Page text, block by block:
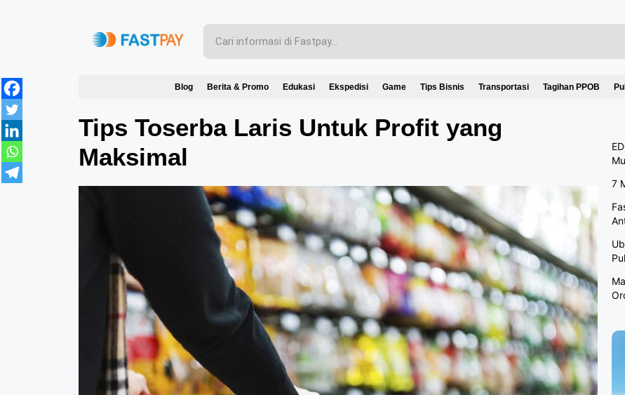
Blog Berita & Promo Edukasi Ekspedisi Game Tips Bisnis Transportasi Tagihan PPOB
Tips Toserba Laris Untuk Profit yang
Maksimal
7